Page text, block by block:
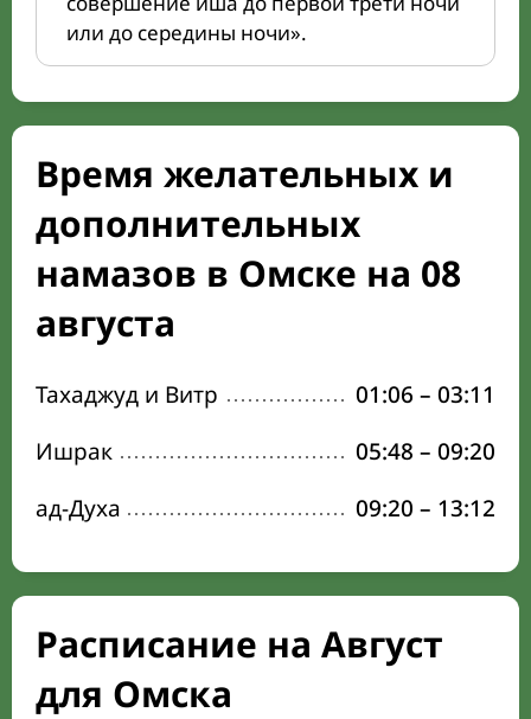
или до середины ночи».
Время желательных и
дополнительных
намазов в Омске на 08
августа
Тахаджуд и Витр 01:06 – 03:11
Ишрак
05:48 – 09:20
ад-Духа
09:20 – 13:12
Расписание на Август
для Омска